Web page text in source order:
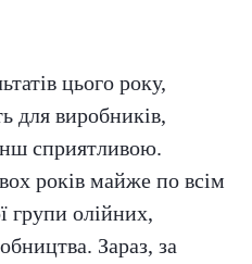
цього року,
для виробників,
сприятливою.
років майже по всім
групи олійних,
Зараз, за